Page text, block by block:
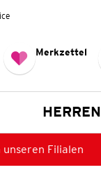
Merkzettel
HERREN
Filialen